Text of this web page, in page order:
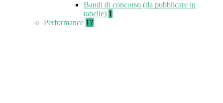
Bandi di concorso (da pubblicare in
tabelle) 1
Performance 17